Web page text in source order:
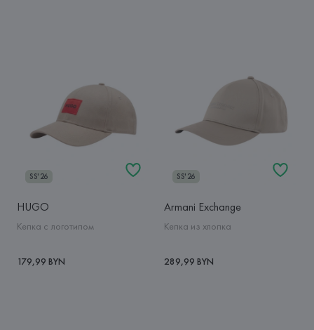
SS'26
HUGO
Кепка с логотипом
179,99 BYN
SS'26
Armani Exchange
Кепка из хлопка
289,99 BYN